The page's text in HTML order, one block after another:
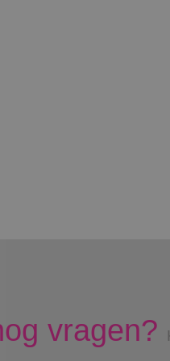
vragen?